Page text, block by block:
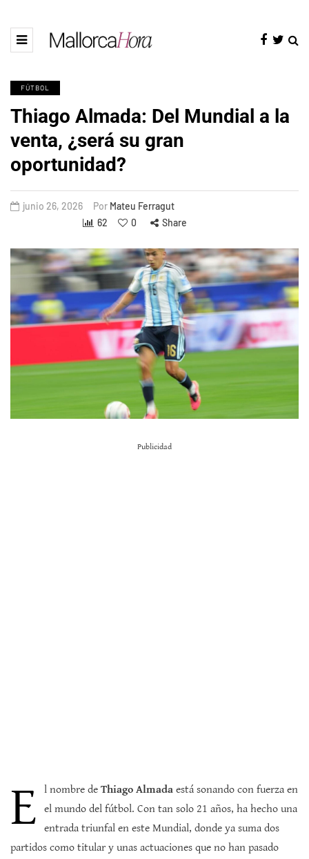
FÚTBOL
Thiago Almada: Del Mundial a la
venta, ¿será su gran
oportunidad?
junio 26, 2026 Por Mateu Ferragut
62
0 Share
Publicidad
E l nombre de Thiago Almada está sonando con fuerza en
el mundo del fútbol. Con tan solo 21 años, ha hecho una
entrada triunfal en este Mundial, donde ya suma dos
partidos como titular y unas actuaciones que no han pasado